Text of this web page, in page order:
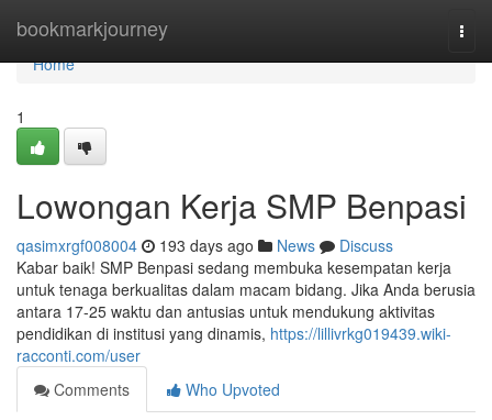
bookmarkjourney
Home
Home
1
Lowongan Kerja SMP Benpasi
qasimxrgf008004 193 days ago News
Discuss
Kabar baik! SMP Benpasi sedang membuka kesempatan kerja
untuk tenaga berkualitas dalam macam bidang. Jika Anda berusia
antara 17-25 waktu dan antusias untuk mendukung aktivitas
pendidikan di institusi yang dinamis, https://lillivrkg019439.wiki-
racconti.com/user
Comments
Who Upvoted